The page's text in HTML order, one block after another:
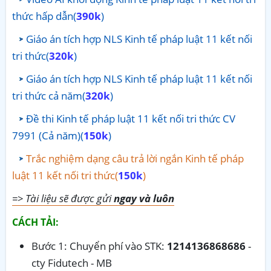
thức hấp dẫn(390k)
Giáo án tích hợp NLS Kinh tế pháp luật 11 kết nối
tri thức(320k)
Giáo án tích hợp NLS Kinh tế pháp luật 11 kết nối
tri thức cả năm(320k)
Đề thi Kinh tế pháp luật 11 kết nối tri thức CV
7991 (Cả năm)(150k)
Trắc nghiệm dạng câu trả lời ngắn Kinh tế pháp
luật 11 kết nối tri thức(150k)
=> Tài liệu sẽ được gửingay và luôn
CÁCH TẢI:
Bước 1: Chuyển phí vào STK: 1214136868686-
cty Fidutech - MB